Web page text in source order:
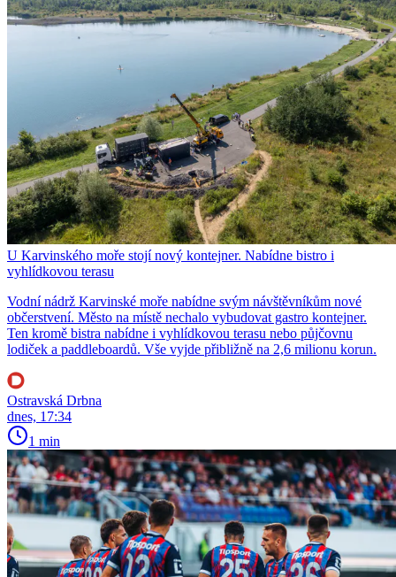
U Karvinského moře stojí nový kontejner. Nabídne bistro i
vyhlídkovou terasu
Vodní nádrž Karvinské moře nabídne svým návštěvníkům nové
občerstvení. Město na místě nechalo vybudovat gastro kontejner.
Ten kromě bistra nabídne i vyhlídkovou terasu nebo půjčovnu
lodiček a paddleboardů. Vše vyjde přibližně na 2,6 milionu korun.
Ostravská Drbna
dnes, 17:34
1 min